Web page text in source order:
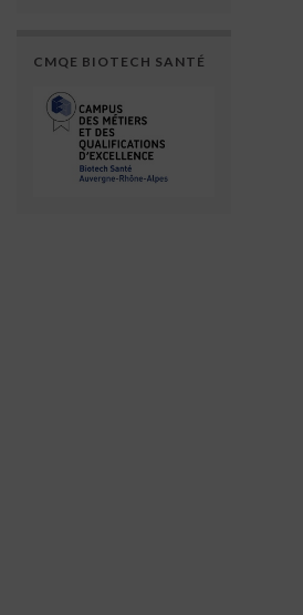
CMQE BIOTECH SANTÉ